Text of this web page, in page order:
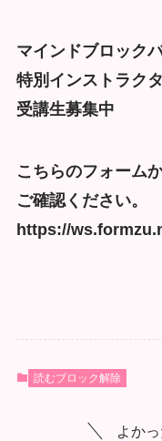
マインドブロック
特別インストラク
受講生募集中
こちらのフォーム
ご確認ください。
https://
読むブロック解除
よか